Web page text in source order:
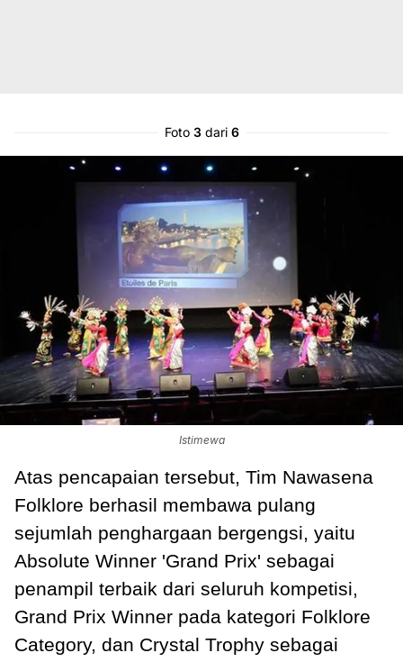
Foto 3dari 6
Istimewa
Atas pencapaian tersebut, Tim Nawasena
Folklore berhasil membawa pulang
sejumlah penghargaan bergengsi, yaitu
Absolute Winner 'Grand Prix' sebagai
penampil terbaik dari seluruh kompetisi,
Grand Prix Winner pada kategori Folklore
Category, dan Crystal Trophy sebagai